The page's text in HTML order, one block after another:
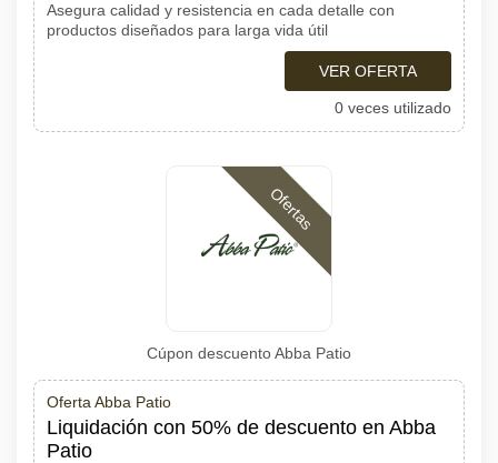
Asegura calidad y resistencia en cada detalle con
productos diseñados para larga vida útil
VER OFERTA
0 veces utilizado
Ofertas
Cúpon descuento Abba Patio
Oferta Abba Patio
Liquidación con 50% de descuento en Abba
Patio